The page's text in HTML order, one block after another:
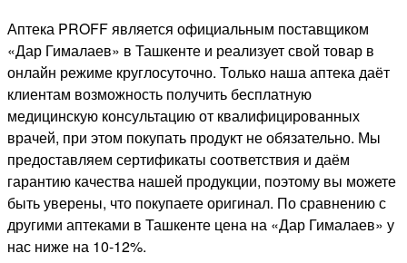
Аптека PROFF является официальным поставщиком
«Дар Гималаев» в Ташкенте и реализует свой товар в
онлайн режиме круглосуточно. Только наша аптека даёт
клиентам возможность получить бесплатную
медицинскую консультацию от квалифицированных
врачей, при этом покупать продукт не обязательно. Мы
предоставляем сертификаты соответствия и даём
гарантию качества нашей продукции, поэтому вы можете
быть уверены, что покупаете оригинал. По сравнению с
другими аптеками в Ташкенте цена на «Дар Гималаев» у
нас ниже на 10-12%.